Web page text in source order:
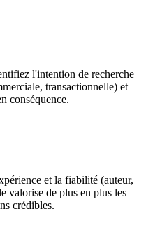
l'intention de recherche
transactionnelle) et
conséquence.
et la fiabilité (auteur,
valorise de plus en plus les
crédibles.